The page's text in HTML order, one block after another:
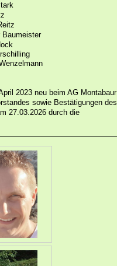
Baumeister
2023 neu beim AG Montabaur
sowie Bestätigungen des
27.03.2026 durch die